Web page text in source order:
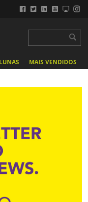
MAIS VENDIDOS